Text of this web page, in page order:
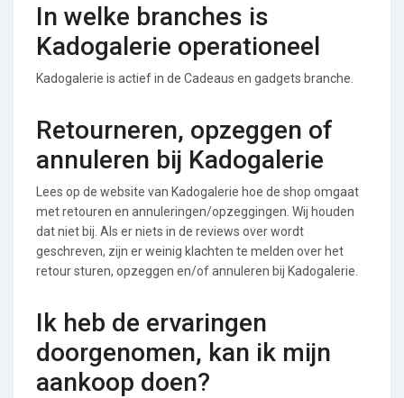
In welke branches is
Kadogalerie operationeel
Kadogalerie is actief in de Cadeaus en gadgets branche.
Retourneren, opzeggen of
annuleren bij Kadogalerie
Lees op de website van Kadogalerie hoe de shop omgaat
met retouren en annuleringen/opzeggingen. Wij houden
dat niet bij. Als er niets in de reviews over wordt
geschreven, zijn er weinig klachten te melden over het
retour sturen, opzeggen en/of annuleren bij Kadogalerie.
Ik heb de ervaringen
doorgenomen, kan ik mijn
aankoop doen?